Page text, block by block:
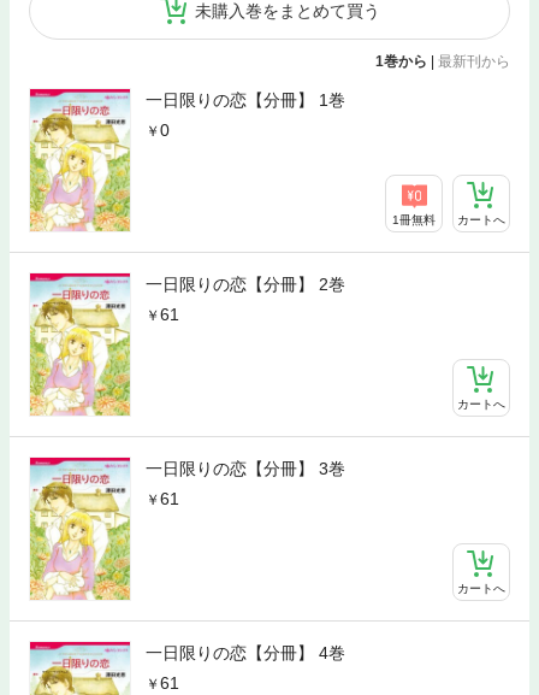
未購入巻をまとめて買う
1巻から 最新刊から
一日限りの恋【分冊】 1巻
0
1冊無料 カートへ
一日限りの恋【分冊】 2巻
61
カートへ
一日限りの恋【分冊】 3巻
61
カートへ
一日限りの恋【分冊】 4巻
61